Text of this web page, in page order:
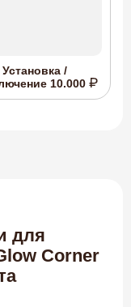
Установка /
10.000
для
Corner